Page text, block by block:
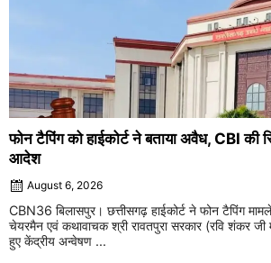
फोन टैपिंग को हाईकोर्ट ने बताया अवैध, CBI की
आदेश
August 6, 2026
CBN36 बिलासपुर। छत्तीसगढ़ हाईकोर्ट ने फोन टैपिंग
चेयरमैन एवं कथावाचक श्री रावतपुरा सरकार (रवि शंकर जी
हुए केंद्रीय अन्वेषण ...